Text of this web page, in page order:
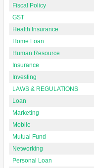
Fiscal Policy
GST
Health Insurance
Home Loan
Human Resource
Insurance
Investing
LAWS & REGULATIONS
Loan
Marketing
Mobile
Mutual Fund
Networking
Personal Loan